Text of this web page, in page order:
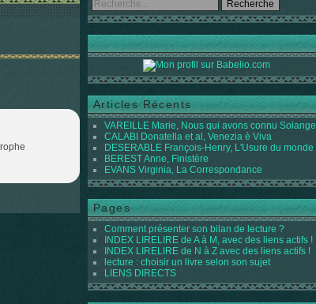
Articles Récents
VAREILLE Marie, Nous qui avons connu Solange
CALABI Donatella et al, Venezia è Viva
DESERABLE François-Henry, L'Usure du monde
BEREST Anne, Finistère
EVANS Virginia, La Correspondance
Pages
Comment présenter son bilan de lecture ?
INDEX LIRELIRE de A à M, avec des liens actifs !
INDEX LIRELIRE de N à Z avec des liens actifs !
lecture : choisir un livre selon son sujet
LIENS DIRECTS